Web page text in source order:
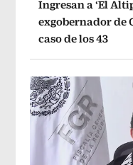
Ingresan a ‘El
exgobernador de
caso de los 43